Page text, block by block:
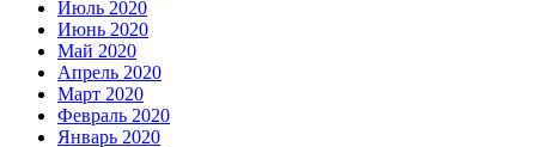
Июль 2020
Июнь 2020
Май 2020
Апрель 2020
Март 2020
Февраль 2020
Январь 2020